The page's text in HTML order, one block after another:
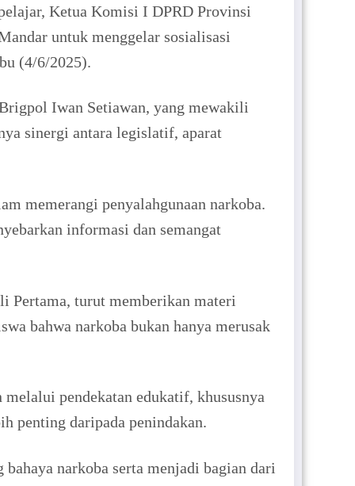
Ketua Komisi I DPRD Provinsi
untuk menggelar sosialisasi
(4/6/2025).
Iwan Setiawan, yang mewakili
sinergi antara legislatif, aparat
memerangi penyalahgunaan narkoba.
informasi dan semangat
Pertama, turut memberikan materi
bahwa narkoba bukan hanya merusak
pendekatan edukatif, khususnya
penting daripada penindakan.
narkoba serta menjadi bagian dari